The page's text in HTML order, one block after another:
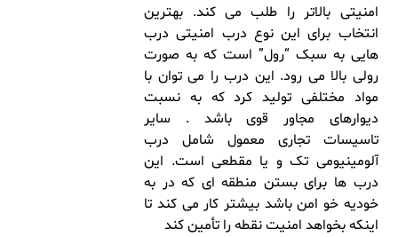
امنیتی بالاتر را طلب می کند. بهترین
انتخاب برای این نوع درب امنیتی درب
هایی به سبک “رول” است که به صورت
رولی بالا می رود. این درب را می توان با
مواد مختلفی تولید کرد که به نسبت
دیوارهای مجاور قوی باشد . سایر
تاسیسات تجاری معمول شامل درب
آلومینیومی تک و یا مقطعی است. این
درب ها برای بستن منطقه ای که در به
خودیه خو امن باشد بیشتر کار می کند تا
اینکه بخواهد امنیت نقطه را تأمین کند